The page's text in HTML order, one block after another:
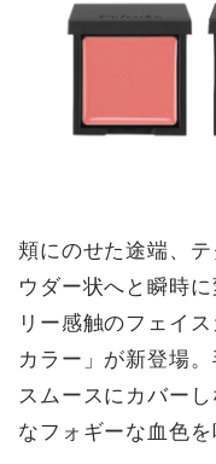
頬にのせた途端、
ウダー状へと瞬時
リー感触のフェイ
カラー」が新登場
スムースにカバー
なフォギーな血色を